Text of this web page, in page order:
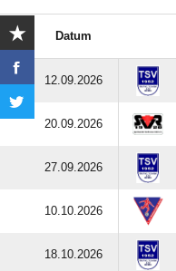
Datum
12.09.2026
20.09.2026
27.09.2026
10.10.2026
18.10.2026